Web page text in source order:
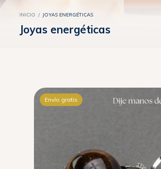
INICIO / JOYAS ENERGÉTICAS
Joyas energéticas
Envío gratis